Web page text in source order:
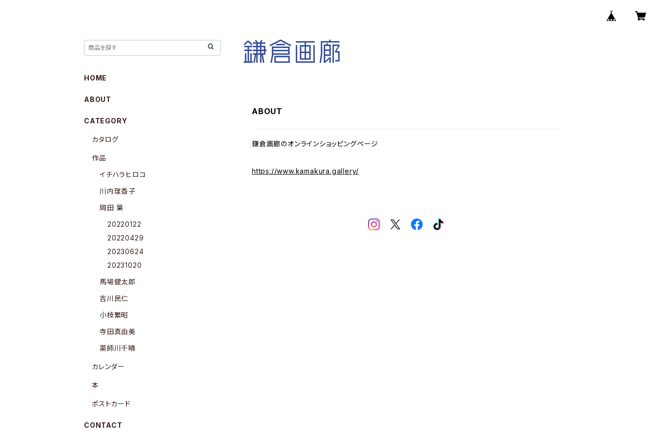
ABOUT
鎌倉画廊のオンラインショッピングページ
https://www.kamakura.gallery/
HOME
ABOUT
CATEGORY
カタログ
作品
イチハラヒロコ
川内理香子
岡田 葉
20220122
20220429
20230624
20231020
馬場健太郎
吉川民仁
小枝繁昭
寺田真由美
薬師川千晴
カレンダー
本
ポストカード
CONTACT